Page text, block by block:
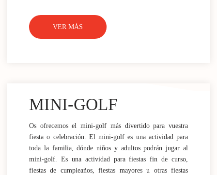
VER MÁS
MINI-GOLF
Os ofrecemos el mini-golf más divertido para vuestra
fiesta o celebración. El mini-golf es una actividad para
toda la familia, dónde niños y adultos podrán jugar al
mini-golf. Es una actividad para fiestas fin de curso,
fiestas de cumpleaños, fiestas mayores u otras fiestas